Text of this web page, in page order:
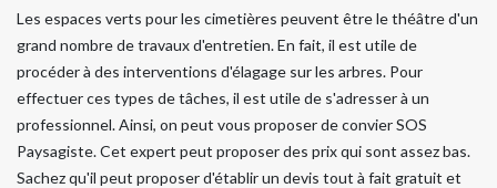
Les espaces verts pour les cimetières peuvent être le théâtre d'un
grand nombre de travaux d'entretien. En fait, il est utile de
procéder à des interventions d'élagage sur les arbres. Pour
effectuer ces types de tâches, il est utile de s'adresser à un
professionnel. Ainsi, on peut vous proposer de convier SOS
Paysagiste. Cet expert peut proposer des prix qui sont assez bas.
Sachez qu'il peut proposer d'établir un devis tout à fait gratuit et